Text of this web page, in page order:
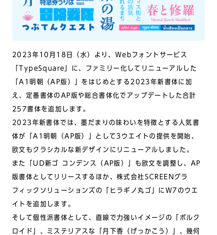
2023年10月18日（水）より、Webフォントサービス
「TypeSquare」に、ファミリー化してリニューアルした
「A1明朝（AP版）」をはじめとする2023年新書体に加
え、定番書体のAP版や総合書体化でアップデートした合計
257書体を追加します。
2023年新書体では、墨だまりの味わいを特徴とする人気書
体が「A1明朝（AP版）」として3ウエイトの提供を開始、
欧文もクラシカルな新デザインにリニューアルしました。
また「UD新ゴ コンデンス（AP版）」も欧文を調整し、AP
版書体としてリリースするほか、株式会社SCREENグラ
フィックソリューションズの「ヒラギノ丸ゴ」にW7のウエ
イトを追加します。
そして個性派書体として、直線で力強いイメージの「ボルク
ロイド」、ミステリアスな「月下香（げっかこう）」、幾何